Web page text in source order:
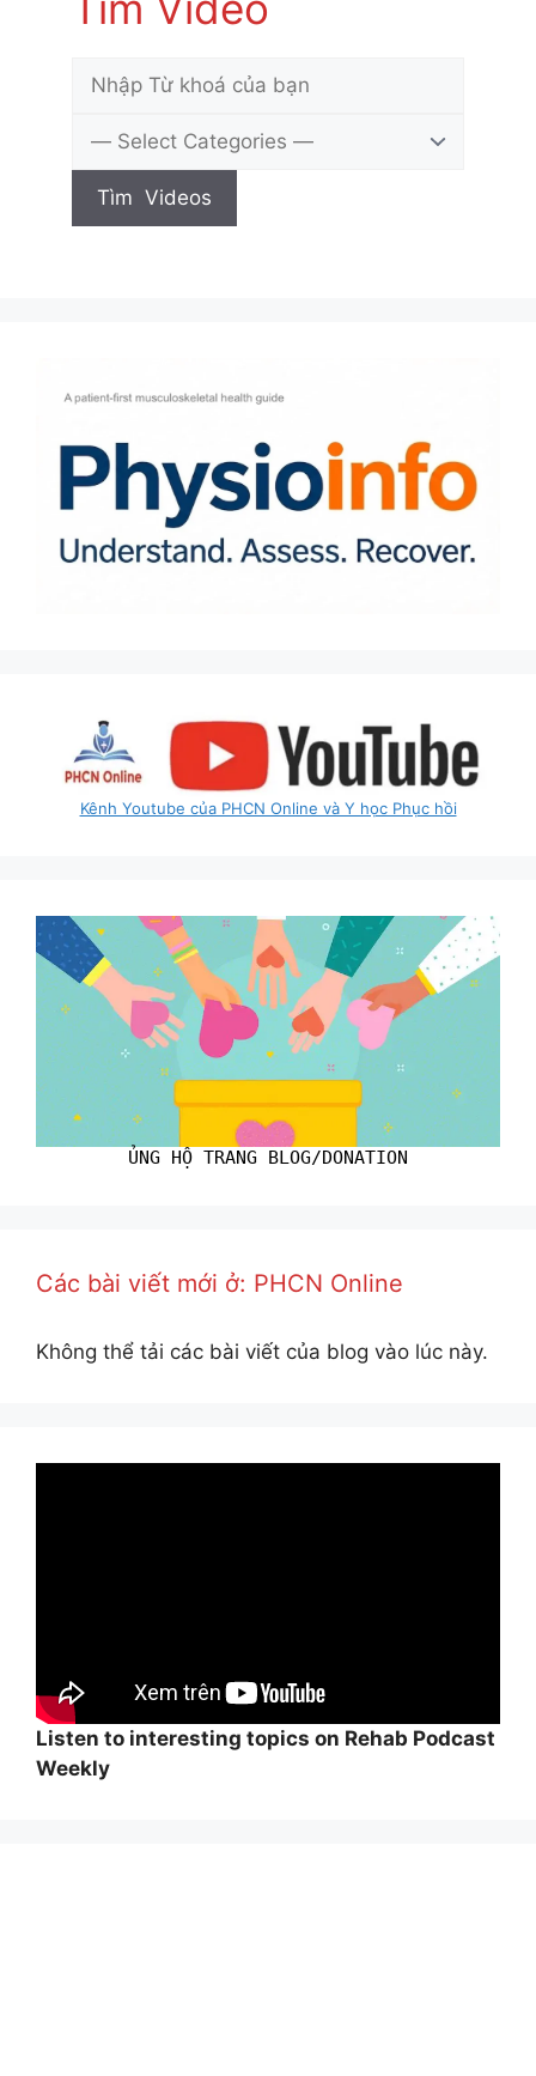
Kênh Youtube của PHCN Online và Y học Phục hồi
ỦNG HỘ TRANG BLOG/DONATION
Các bài viết mới ở: PHCN Online
Không thể tải các bài viết của blog vào lúc này.
Listen to interesting topics on Rehab Podcast
Weekly